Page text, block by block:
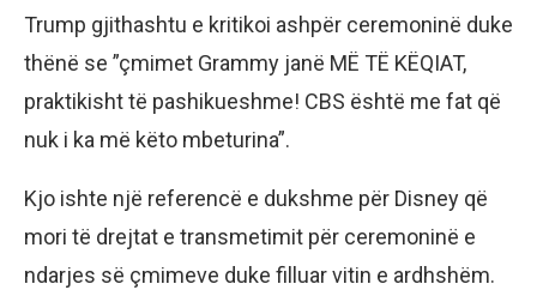
Trump gjithashtu e kritikoi ashpër ceremoninë duke
thënë se ”çmimet Grammy janë MË TË KËQIAT,
praktikisht të pashikueshme! CBS është me fat që
nuk i ka më këto mbeturina”.
Kjo ishte një referencë e dukshme për Disney që
mori të drejtat e transmetimit për ceremoninë e
ndarjes së çmimeve duke filluar vitin e ardhshëm.